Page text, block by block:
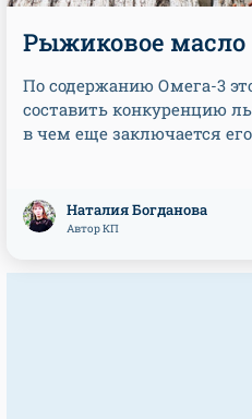
Рыжиковое масло
По содержанию Омега-3
составить конкуренцию
в чем еще заключается
Наталия Богданова
Автор КП